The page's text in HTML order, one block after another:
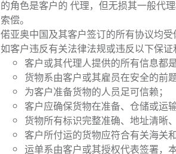
的角色是客户的 代理，但无损其一般代
索偿。
偌亚奥中国及其客户签订的所有协议均
如客户违反有关法律法规或违反以下保
客户或其代理人提供的所有信息都
货物系由客户或其雇员在安全的前
为客户准备货物的人员足可信赖；
客户应确保货物在准备、仓储或运
货物所有标识完整准确、地址清晰
客户所付运的货物应符合有关海关
运单系由客户或其授权代表签署，
邮件 / 仓配